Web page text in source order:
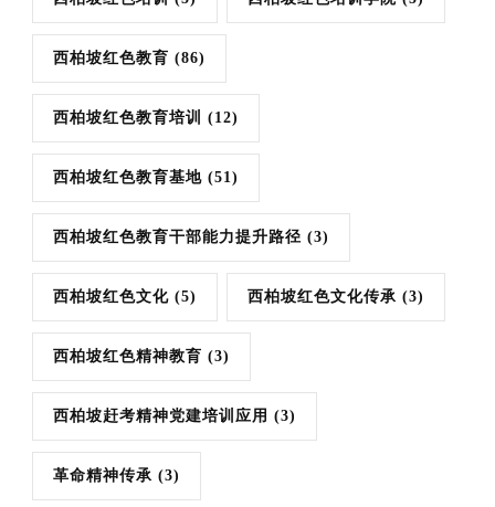
西柏坡红色教育 (86)
西柏坡红色教育培训 (12)
西柏坡红色教育基地 (51)
西柏坡红色教育干部能力提升路径 (3)
西柏坡红色文化 (5) 西柏坡红色文化传承 (3)
西柏坡红色精神教育 (3)
西柏坡赶考精神党建培训应用 (3)
革命精神传承 (3)